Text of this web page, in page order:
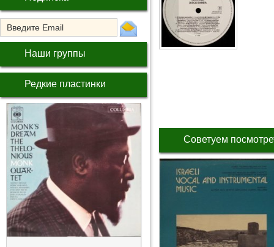
Наши группы
Редкие пластинки
Советуем